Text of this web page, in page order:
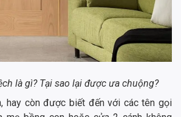
là gì? Tại sao lại được ưa chuộng?
hay còn được biết đến với các tên gọi